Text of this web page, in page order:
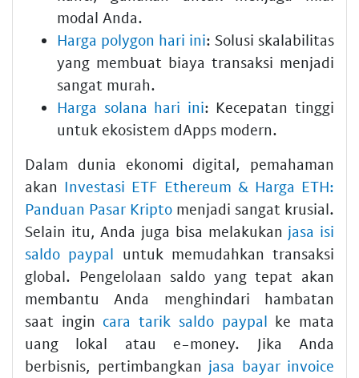
modal Anda.
Harga polygon hari ini: Solusi skalabilitas
yang membuat biaya transaksi menjadi
sangat murah.
Harga solana hari ini: Kecepatan tinggi
untuk ekosistem dApps modern.
Dalam dunia ekonomi digital, pemahaman
akan Investasi ETF Ethereum & Harga ETH:
Panduan Pasar Kripto menjadi sangat krusial.
Selain itu, Anda juga bisa melakukan jasa isi
saldo paypal untuk memudahkan transaksi
global. Pengelolaan saldo yang tepat akan
membantu Anda menghindari hambatan
saat ingin cara tarik saldo paypal ke mata
uang lokal atau e-money. Jika Anda
berbisnis, pertimbangkan jasa bayar invoice